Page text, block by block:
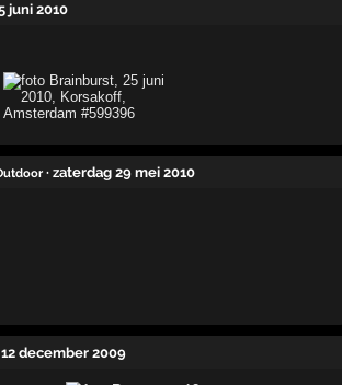
juni 2010
· zaterdag 29 mei 2010
12 december 2009